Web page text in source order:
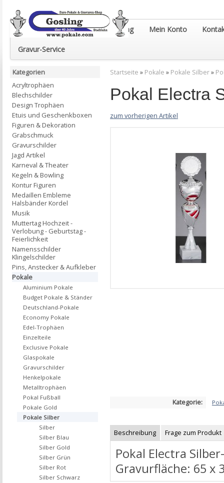
Euro-Pokale & Gravur-Shop Gosling Mein Konto
Gravur-Service
Startseite » Pokale » Pokale Silber»
Pokal Electra
zum vorherigen Artikel
Kategorie:
Beschreibung Frage zum Produkt
Pokal Electra
Gravurfläche: 65 x
Kategorien
Acryltrophäen
Blechschilder
Design Trophäen
Etuis und Geschenkboxen
Figuren & Dekoration
Grabschmuck
Gravurschilder
Jagd Artikel
Karneval & Theater
Kegeln & Bowling
Kontur Figuren
Medaillen Embleme
Halsbänder Kordel
Musik
Muttertag Hochzeit -
Verlobung - Geburtstag -
Feierlichkeit
Namensschilder
Klingelschilder
Pins, Anstecker & Aufkleber
Pokale
Aluminium Pokale
Budget Pokale & Ständer
Deutschland-Pokale
Economy Pokale
Edel-Trophäen
Einzelteile
Exclusive Pokale
Glaspokale
Gravurschilder
Henkelpokale
Metalltrophäen
Pokal Fußball
Pokale Gold
Pokale Silber
Silber
Silber Blau
Silber Gold
Silber Grün
Silber Rot
Silber Schwarz